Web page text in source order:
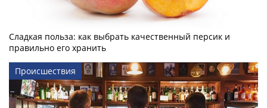
Сладкая польза: как выбрать качественный персик и
правильно его хранить
Происшествия